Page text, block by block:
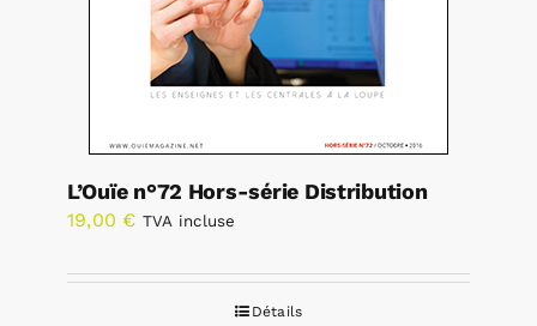
L’Ouïe n°72 Hors-série Distribution
19,00 € TVA incluse
Détails